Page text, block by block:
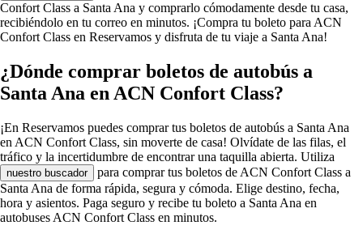
Confort Class a Santa Ana y comprarlo cómodamente desde tu casa,
recibiéndolo en tu correo en minutos. ¡Compra tu boleto para ACN
Confort Class en Reservamos y disfruta de tu viaje a Santa Ana!
¿Dónde comprar boletos de autobús a
Santa Ana en ACN Confort Class?
¡En Reservamos puedes comprar tus boletos de autobús a Santa Ana
en ACN Confort Class, sin moverte de casa! Olvídate de las filas, el
tráfico y la incertidumbre de encontrar una taquilla abierta. Utiliza
nuestro buscador
para comprar tus boletos de ACN Confort Class a
Santa Ana de forma rápida, segura y cómoda. Elige destino, fecha,
hora y asientos. Paga seguro y recibe tu boleto a Santa Ana en
autobuses ACN Confort Class en minutos.